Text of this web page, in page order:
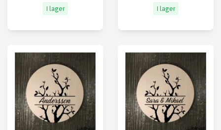
I lager I lager